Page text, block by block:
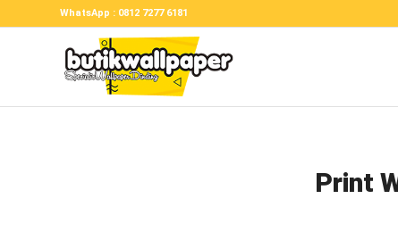
WhatsApp : 0812 7277 6181
Print